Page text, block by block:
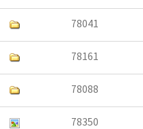
78041
78161
78088
78350